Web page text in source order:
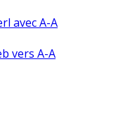
avec A-A
vers A-A